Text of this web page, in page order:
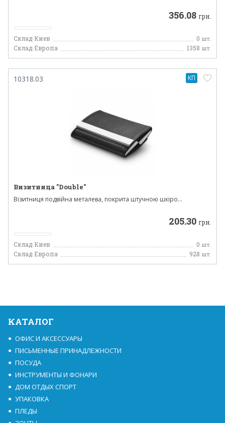
356.08 грн.
Склад Киев 0 шт.
Склад Европа 1358 шт.
10318.03
Визитница "Double"
Візитниця подвійна металева, покрита штучною шкіро...
205.30 грн.
Склад Киев 0 шт.
Склад Европа 928 шт.
КП
КАТАЛОГ
ОФИС И АКСЕССУАРЫ
ПИСЬМЕННЫЕ ПРИНАДЛЕЖНОСТИ
ПОСУДА
ИНСТРУМЕНТЫ И ФОНАРИ
ДОМ ОТДЫХ СПОРТ
УПАКОВКА
ПЛЕДЫ